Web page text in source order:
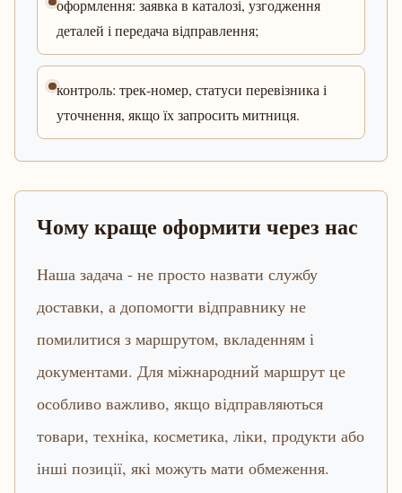
оформлення: заявка в каталозі, узгодження
деталей і передача відправлення;
контроль: трек-номер, статуси перевізника і
уточнення, якщо їх запросить митниця.
Чому краще оформити через нас
Наша задача - не просто назвати службу
доставки, а допомогти відправнику не
помилитися з маршрутом, вкладенням і
документами. Для міжнародний маршрут це
особливо важливо, якщо відправляються
товари, техніка, косметика, ліки, продукти або
інші позиції, які можуть мати обмеження.